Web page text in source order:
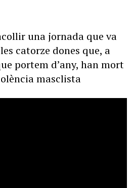
una jornada que va
catorze dones que, a
portem d’any, han mort
masclista